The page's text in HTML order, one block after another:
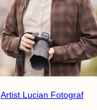
Artist Lucian Fotograf